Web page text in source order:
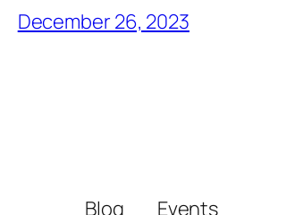
December 26, 2023
Blog Events